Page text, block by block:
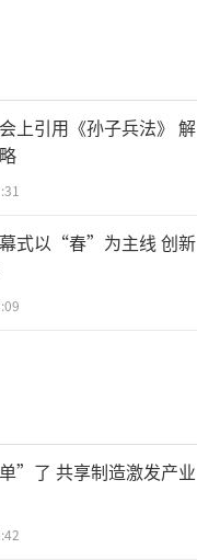
上引用《孙子兵法》 解
式以“春”为主线 创新
”了 共享制造激发产业